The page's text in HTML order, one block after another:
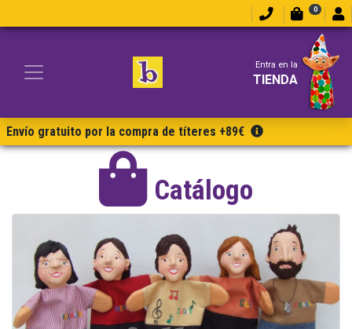
0
Entra en la
TIENDA
Envío gratuito por la compra de títeres +89€
Catálogo